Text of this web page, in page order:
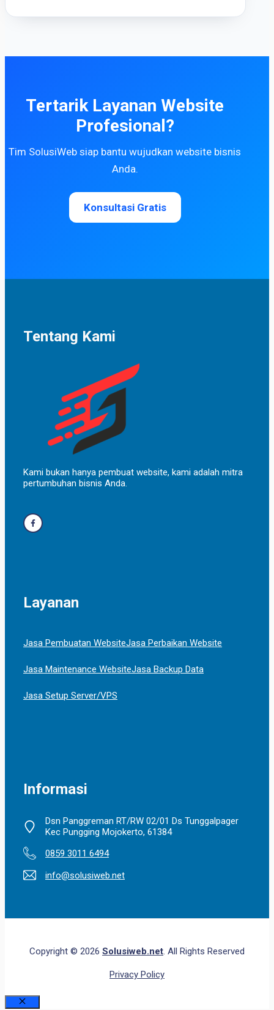
Tertarik Layanan Website
Profesional?
Tim SolusiWeb siap bantu wujudkan website bisnis
Anda.
Konsultasi Gratis
Tentang Kami
Kami bukan hanya pembuat website, kami adalah mitra
pertumbuhan bisnis Anda.
Layanan
Jasa Pembuatan WebsiteJasa Perbaikan Website
Jasa Maintenance WebsiteJasa Backup Data
Jasa Setup Server/VPS
Informasi
Dsn Panggreman RT/RW 02/01 Ds Tunggalpager
Kec Pungging Mojokerto, 61384
0859 3011 6494
info@solusiweb.net
Copyright © 2026 Solusiweb.net. All Rights Reserved
Privacy Policy